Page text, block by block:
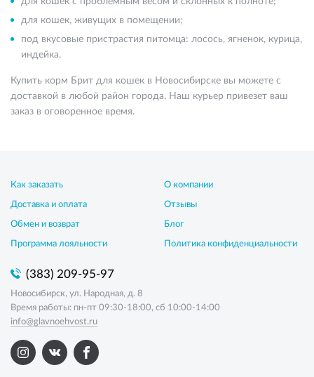
для кошек, живущих в помещении;
под вкусовые пристрастия питомца: лосось, ягненок, курица,
индейка.
Купить корм Брит для кошек в Новосибирске вы можете с
доставкой в любой район города. Наш курьер привезет ваш
заказ в оговоренное время.
Как заказать
Доставка и оплата
Обмен и возврат
Программа лояльности
О компании
Отзывы
Блог
Политика конфиденциальности
(383) 209-95-97
Новосибирск, ул. Народная, д. 8
Время работы: пн-пт 09:30-18:00, сб 10:00-14:00
info@glavnoehvost.ru